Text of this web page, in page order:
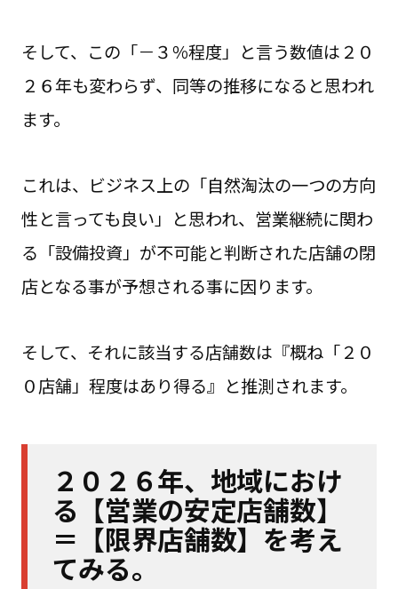
そして、この「－３％程度」と言う数値は２０
２６年も変わらず、同等の推移になると思われ
ます。
これは、ビジネス上の「自然淘汰の一つの方向
性と言っても良い」と思われ、営業継続に関わ
る「設備投資」が不可能と判断された店舗の閉
店となる事が予想される事に因ります。
そして、それに該当する店舗数は『概ね「２０
０店舗」程度はあり得る』と推測されます。
２０２６年、地域におけ
る【営業の安定店舗数】
＝【限界店舗数】を考え
てみる。